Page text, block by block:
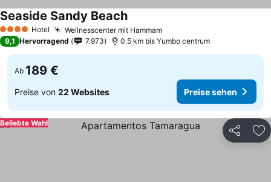
4 Sterne Hotel Wellnesscenter mit HammamPreise sehen
Seaside Sandy BeachPreise sehen
9,1 Hervorragend 7.973 0.5 km bis Yumbo centrum
Ab 189 €
Preise von 22 Websites Preise sehen
Teilen
Beliebte Wahl